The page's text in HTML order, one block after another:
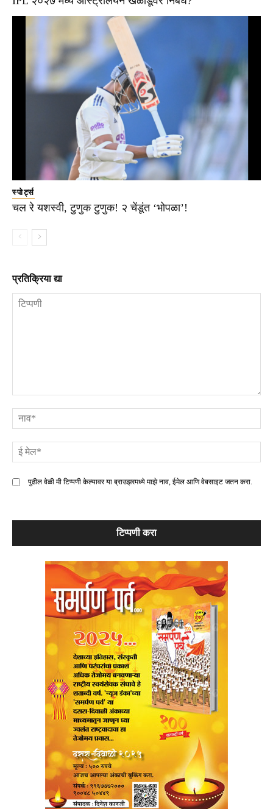
स्पोर्ट्स
चल रे यशस्वी, टुणुक टुणुक! २ चेंडूंत ‘भोपळा’!
प्रतिक्रिया द्या
पुढील वेळी मी टिप्पणी केल्यावर या ब्राउझरमध्ये माझे नाव, ईमेल आणि वेबसाइट जतन करा.